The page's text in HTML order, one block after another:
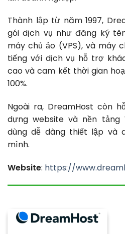
Thành lập từ năm 1997,
gói dịch vụ như đăng ký
máy chủ ảo (VPS), và máy
tiếng với dịch vụ hỗ trợ
cao và cam kết thời gian
100%.
Ngoài ra, DreamHost còn
dựng website và nền tảng
dùng dễ dàng thiết lập và
mình.
Website: https://